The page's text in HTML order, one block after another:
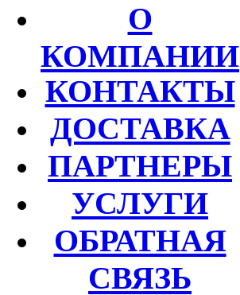
О
КОМПАНИИ
КОНТАКТЫ
ДОСТАВКА
ПАРТНЕРЫ
УСЛУГИ
ОБРАТНАЯ
СВЯЗЬ